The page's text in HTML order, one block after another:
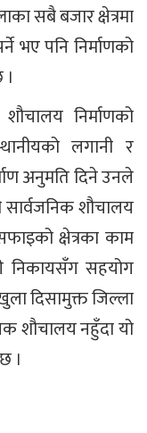
सबै बजार क्षेत्रमा
भए पनि निर्माणको
निर्माणको
लगानी र
अनुमति दिने उनले
शौचालय
क्षेत्रका काम
निकायसँग सहयोग
दिसामुक्त जिल्ला
शौचालय नहुँदा यो
।